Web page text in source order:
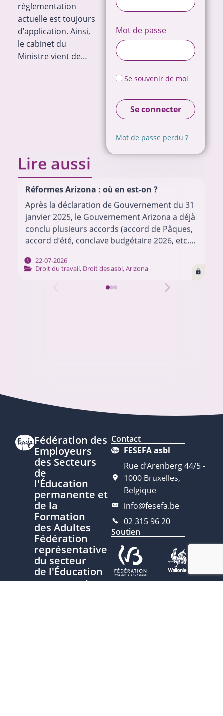
réglementation
actuelle est toujours
d’application. Ainsi,
le cabinet du
Ministre vient de…
Mot de passe
Se souvenir de moi
Se connecter
Mot de passe perdu ?
Lire aussi
Réformes Arizona : où en est-on ?
Après la déclaration de Gouvernement du 31
janvier 2025, le Gouvernement Arizona a déjà
conclu plusieurs accords (accord de Pâques,
accord d’été, conclave budgétaire 2026, etc.)
Chacun de ces…
22-07-2026
Droit du travail, Droit des asbl,Arizona
Fédération des
Employeurs
des Secteurs
de
l'Éducation
permanente et
de la
Formation
des Adultes
Fédération
représentative
du secteur
de l'Éducation
permanente
Contact
FESEFA asbl
Rue d’Arenberg 44/5 -
1000 Bruxelles,
Belgique
info@fesefa.be
02 315 96 20
Soutien